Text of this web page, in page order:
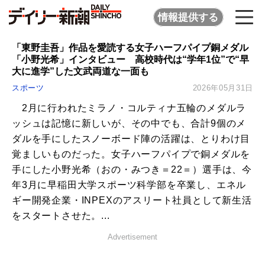
情報提供する
「東野圭吾」作品を愛読する女子ハーフパイプ銅メダル
「小野光希」インタビュー 高校時代は“学年1位”で“早
大に進学”した文武両道な一面も
スポーツ 2026年05月31日
2月に行われたミラノ・コルティナ五輪のメダルラ
ッシュは記憶に新しいが、その中でも、合計9個のメ
ダルを手にしたスノーボード陣の活躍は、とりわけ目
覚ましいものだった。女子ハーフパイプで銅メダルを
手にした小野光希（おの・みつき＝22＝）選手は、今
年3月に早稲田大学スポーツ科学部を卒業し、エネル
ギー開発企業・INPEXのアスリート社員として新生活
をスタートさせた。...
Advertisement